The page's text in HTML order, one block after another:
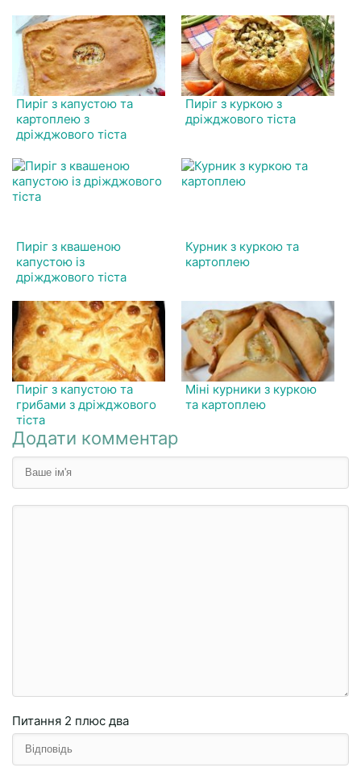
Пиріг з капустою та
картоплею з
дріжджового тіста
Пиріг з куркою з
дріжджового тіста
Пиріг з квашеною
капустою із
дріжджового тіста
Курник з куркою та
картоплею
Пиріг з капустою та
грибами з дріжджового
тіста
Міні курники з куркою
та картоплею
Додати комментар
Питання 2 плюc двa